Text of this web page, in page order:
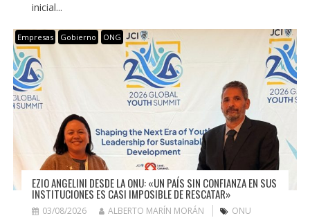
inicial...
Empresas Gobierno ONG
EZIO ANGELINI DESDE LA ONU: «UN PAÍS SIN CONFIANZA EN SUS
INSTITUCIONES ES CASI IMPOSIBLE DE RESCATAR»
03/08/2026 ALBERTO MARÍN MORÁN ONU